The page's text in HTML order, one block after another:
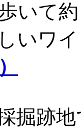
いて
いワ
掘跡